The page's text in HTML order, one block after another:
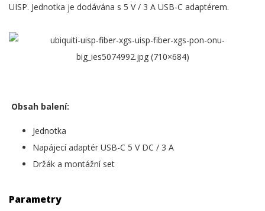
UISP. Jednotka je dodávána s 5 V / 3 A USB-C adaptérem.
Obsah balení:
Jednotka
Napájecí adaptér USB-C 5 V DC / 3 A
Držák a montážní set
Parametry